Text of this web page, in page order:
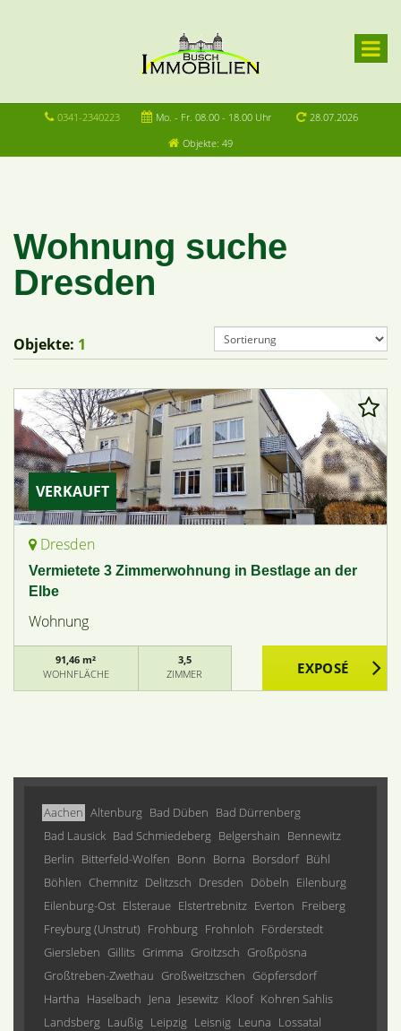
0341-2340223 Mo. - Fr. 08.00 - 18.00 Uhr
28.07.2026
Objekte: 49
Wohnung suche
Dresden
Objekte: 1
VERKAUFT
Dresden
Vermietete 3 Zimmerwohnung in Bestlage an der
Elbe
Wohnung
91,46 m²
WOHNFLÄCHE
3,5
ZIMMER
Aachen Altenburg Bad Düben Bad Dürrenberg
Bad Lausick Bad Schmiedeberg Belgershain Bennewitz
Berlin Bitterfeld-Wolfen Bonn Borna Borsdorf Bühl
Böhlen Chemnitz Delitzsch Dresden Döbeln Eilenburg
Eilenburg-Ost Elsteraue Elstertrebnitz Everton Freiberg
Freyburg (Unstrut) Frohburg Frohnloh Förderstedt
Giersleben Gillits Grimma Groitzsch Großpösna
Großtreben-Zwethau Großweitzschen Göpfersdorf
Hartha Haselbach Jena Jesewitz Kloof Kohren Sahlis
Landsberg Laußig Leipzig Leisnig Leuna Lossatal